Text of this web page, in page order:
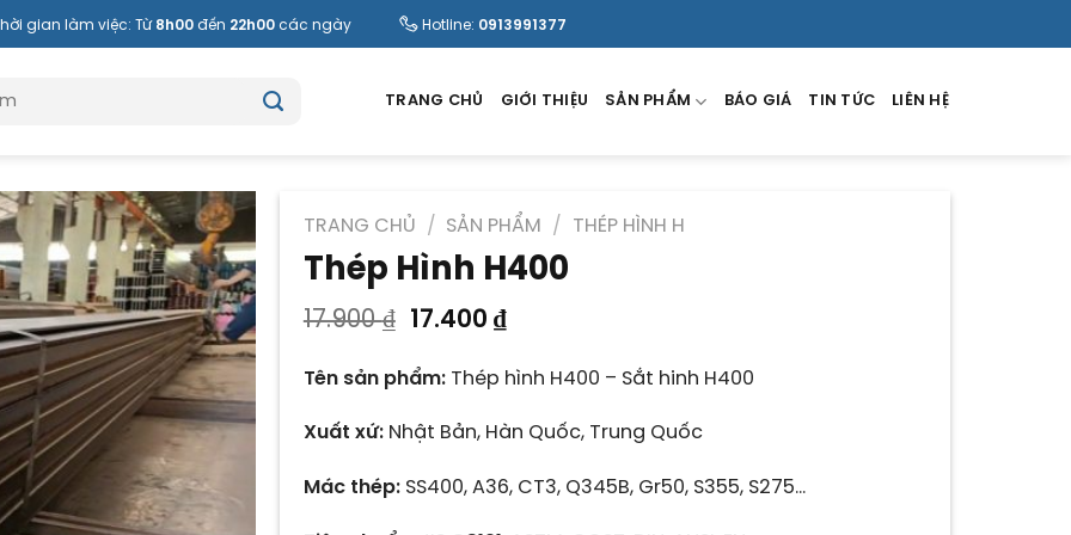
gian làm việc: Từ 8h00 đến 22h00 các ngày Hotline: 0913991377
TRANG CHỦ GIỚI THIỆU SẢN PHẨM BÁO GIÁ TIN TỨC LIÊN HỆ
TRANG CHỦ / SẢN PHẨM / THÉP HÌNH H
Thép Hình H400
17.900₫
Giá
là:
17.900 ₫.
17.400₫Giá
tại
là:
Tên sản phẩm:Thép hình H400 – Sắt hinh H400
Xuất xứ:Nhật Bản, Hàn Quốc, Trung Quốc
Mác thép:SS400, A36, CT3, Q345B, Gr50, S355, S275…